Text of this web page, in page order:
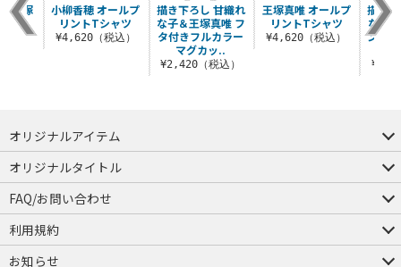
描き下ろし 甘織れ
な子＆王塚真唯 フ
タ付きフルカラー
マグカッ..
¥2,420（税込）
王塚真唯 オールプ
リントTシャツ
¥4,620（税込）
描き
な子
ンド
王塚
ース
き）
小柳香穂 オールプ
リントTシャツ
¥4,620（税込）
オリジナルアイテム
つままれ
つかまれ
ピョコッテ
オリジナルタイトル
アイテムヤ
ミスカトニック大學購買部
FAQ/お問い合わせ
FAQ
お問い合わせ
利用規約
会員規約・ポイント規約
特定商取引法に関する表示
プライバシーポリシー
お知らせ